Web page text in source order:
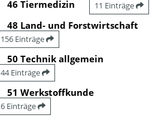
46 Tiermedizin 11 Einträge
48 Land- und Forstwirtschaft
156 Einträge
50 Technik allgemein
44 Einträge
51 Werkstoffkunde
6 Einträge